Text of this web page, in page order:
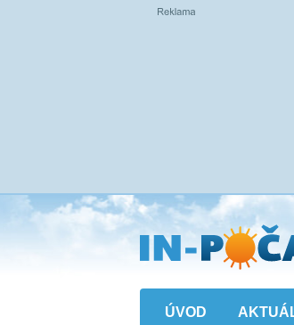
Přejít
na
hlavní
obsah
ÚVOD